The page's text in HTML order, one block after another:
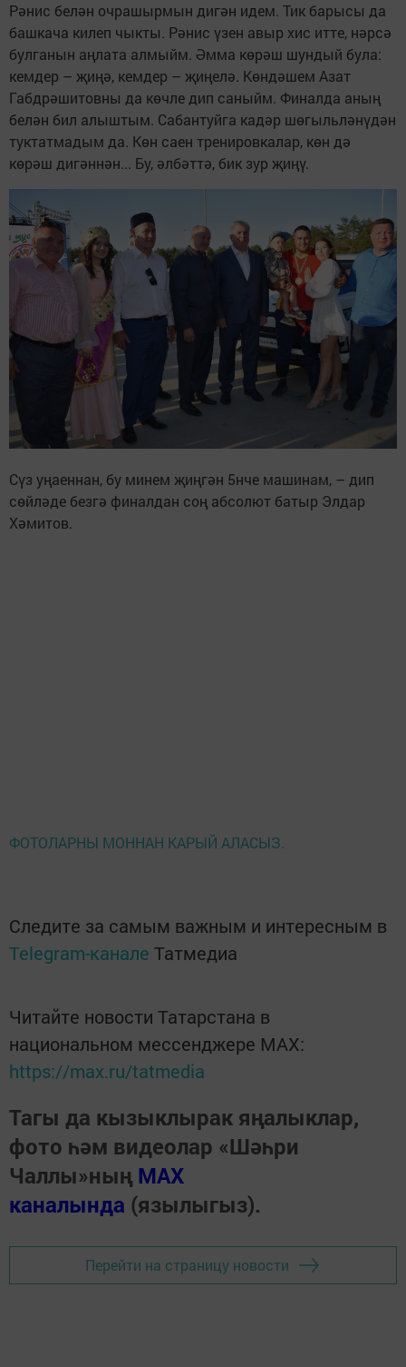
Рәнис белән очрашырмын дигән идем. Тик барысы да
башкача килеп чыкты. Рәнис үзен авыр хис итте, нәрсә
булганын аңлата алмыйм. Әмма көрәш шундый була:
кемдер – җиңә, кемдер – җиңелә. Көндәшем Азат
Габдрәшитовны да көчле дип саныйм. Финалда аның
белән бил алыштым. Сабантуйга кадәр шөгыльләнүдән
туктатмадым да. Көн саен тренировкалар, көн дә
көрәш дигәннән... Бу, әлбәттә, бик зур җиңү.
Сүз уңаеннан, бу минем җиңгән 5нче машинам, – дип
сөйләде безгә финалдан соң абсолют батыр Элдар
Хәмитов.
ФОТОЛАРНЫ МОННАН КАРЫЙ АЛАСЫЗ.
Следите за самым важным и интересным в
Telegram-канале Татмедиа
Читайте новости Татарстана в
национальном мессенджере MАХ:
https://max.ru/tatmedia
Тагы да кызыклырак яңалыклар,
фото һәм видеолар «Шәһри
Чаллы»ның MAX
каналында (язылыгыз).
Перейти на страницу новости